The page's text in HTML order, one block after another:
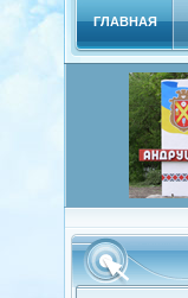
ГЛАВНАЯ